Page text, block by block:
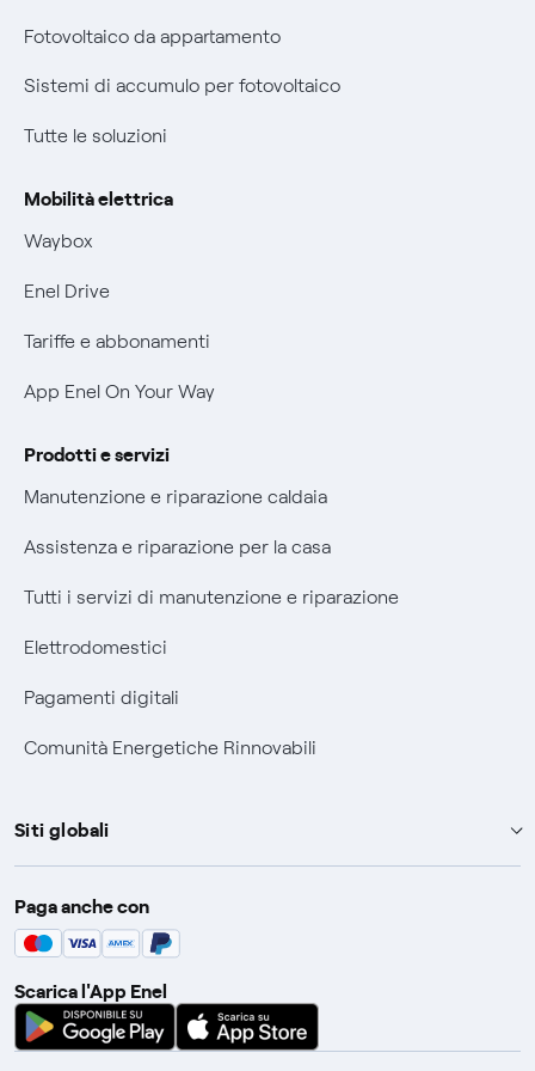
Informazioni precontrattuali prodotti e servizi
Condizioni generali di contratto prodotti e servizi
Certificazioni
Nuove regole europee per la protezione dei dati
Offerte Placet non vulnerabili
Offerta Tutela Vulnerabilità Gas
Mobilità Elettrica
Phishing e truffe online
Verifica chi ti ha chiamato
Agevolazione utenti con disabilità per offerte Fibra
Fotovoltaico da appartamento
Sistemi di accumulo per fotovoltaico
Tutte le soluzioni
Mobilità elettrica
Waybox
Enel Drive
Tariffe e abbonamenti
App Enel On Your Way
Prodotti e servizi
Manutenzione e riparazione caldaia
Assistenza e riparazione per la casa
Tutti i servizi di manutenzione e riparazione
Elettrodomestici
Pagamenti digitali
Comunità Energetiche Rinnovabili
Siti globali
Enel Group
Enel Green Power
Global Procurement
Gridspertise
Paga anche con
Scarica l'App Enel